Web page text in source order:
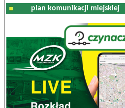
plan komunikacji miejskiej